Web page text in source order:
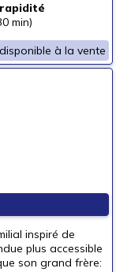
min)
à la vente
inspiré de
plus accessible
son grand frère: